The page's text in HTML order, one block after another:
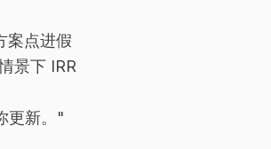
案点进假
景下 IRR
更新。"